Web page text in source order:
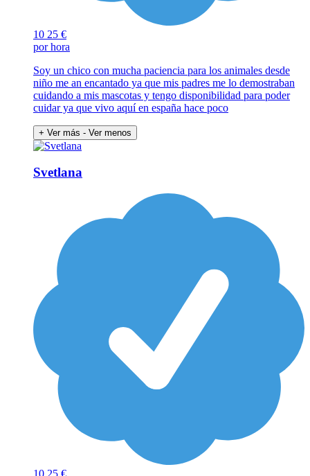
10 25 €
por hora
Soy un chico con mucha paciencia para los animales desde
niño me an encantado ya que mis padres me lo demostraban
cuidando a mis mascotas y tengo disponibilidad para poder
cuidar ya que vivo aquí en españa hace poco
+ Ver más - Ver menos
Svetlana
10 25 €